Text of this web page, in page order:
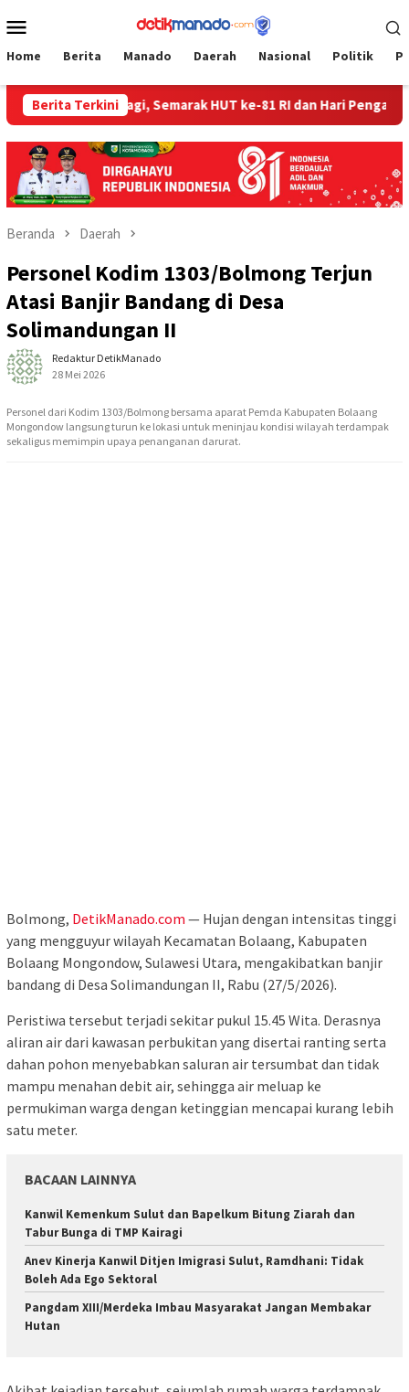
ke
Mobile
Home Berita Manado Daerah Nasional Politik
Berita Terkini
Bitung Berbagi, Semarak HUT ke-81 RI dan Hari Pengayoman
Beranda Daerah
Personel Kodim 1303/Bolmong Terjun
Atasi Banjir Bandang di Desa
Solimandungan II
Redaktur DetikManado
28 Mei 2026
Personel dari Kodim 1303/Bolmong bersama aparat Pemda Kabupaten Bolaang
Mongondow langsung turun ke lokasi untuk meninjau kondisi wilayah terdampak
sekaligus memimpin upaya penanganan darurat.
Bolmong, DetikManado.com — Hujan dengan intensitas tinggi
yang mengguyur wilayah Kecamatan Bolaang, Kabupaten
Bolaang Mongondow, Sulawesi Utara, mengakibatkan banjir
bandang di Desa Solimandungan II, Rabu (27/5/2026).
Peristiwa tersebut terjadi sekitar pukul 15.45 Wita. Derasnya
aliran air dari kawasan perbukitan yang disertai ranting serta
dahan pohon menyebabkan saluran air tersumbat dan tidak
mampu menahan debit air, sehingga air meluap ke
permukiman warga dengan ketinggian mencapai kurang lebih
satu meter.
BACAAN LAINNYA
‎Kanwil Kemenkum Sulut dan Bapelkum Bitung Ziarah dan
Tabur Bunga di TMP Kairagi
Anev Kinerja Kanwil Ditjen Imigrasi Sulut, Ramdhani: Tidak
Boleh Ada Ego Sektoral
Pangdam XIII/Merdeka Imbau Masyarakat Jangan Membakar
Hutan